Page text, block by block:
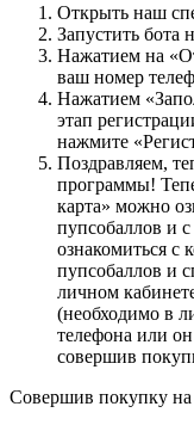
Открыть наш
Запустить бота
Нажатием на
ваш номер
Нажатием
этап
нажмите
Поздравляем,
программы!
карта» можно
пупсобаллов и
ознакомиться с
пупсобаллов и
личном
(необходимо в
телефона или
совершив
Совершив покупку на